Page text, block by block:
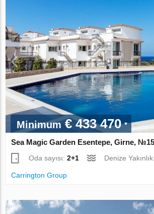
Minimum€ 433 470
Sea Magic Garden Esentepe, Girne,
Oda sayısı:2+1 Denize
Carrington Group